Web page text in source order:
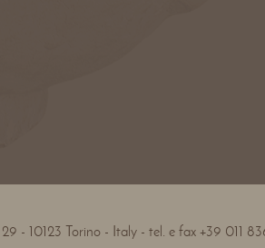
- 10123 Torino - Italy - tel. e fax +39 011